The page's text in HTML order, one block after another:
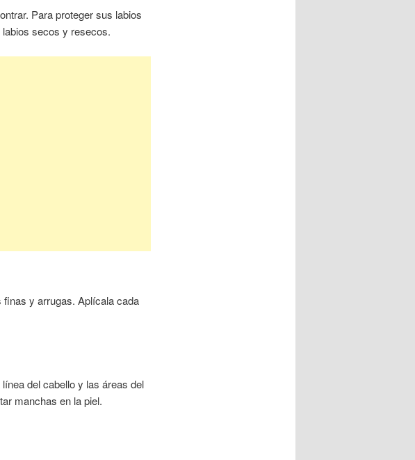
Para proteger sus labios
secos y resecos.
finas y arrugas. Aplícala cada
del cabello y las áreas del
manchas en la piel.